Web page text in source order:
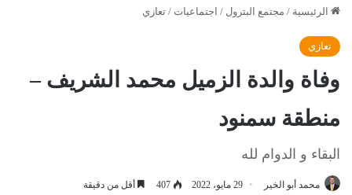
الرئيسية / مجتمع البترول / اجتماعيات / تعازي
تعازي
وفاة والدة الزميل محمد الشريف –
منطقة سمنود
البقاء و الدوام لله
محمد أبو الخير 29 مايو، 2022 407 أقل من دقيقة